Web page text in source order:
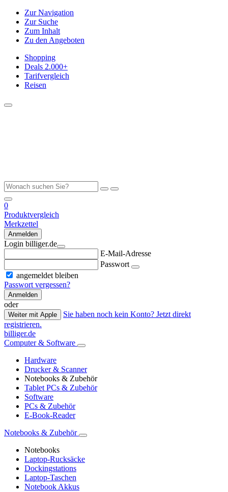
Zur Navigation
Zur Suche
Zum Inhalt
Zu den Angeboten
Shopping
Deals 2.000+
Tarifvergleich
Reisen
0
Produktvergleich
Merkzettel
Anmelden
Login billiger.de
E-Mail-Adresse
Passwort
angemeldet bleiben
Passwort vergessen?
Anmelden
oder
Weiter mit Apple
Sie haben noch kein Konto? Jetzt direkt
registrieren.
billiger.de
Computer & Software
Hardware
Drucker & Scanner
Notebooks & Zubehör
Tablet PCs & Zubehör
Software
PCs & Zubehör
E-Book-Reader
Notebooks & Zubehör
Notebooks
Laptop-Rucksäcke
Dockingstations
Laptop-Taschen
Notebook Akkus